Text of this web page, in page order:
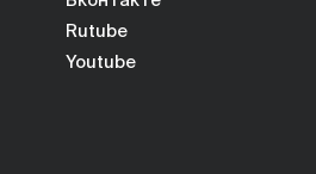
Rutube
Youtube